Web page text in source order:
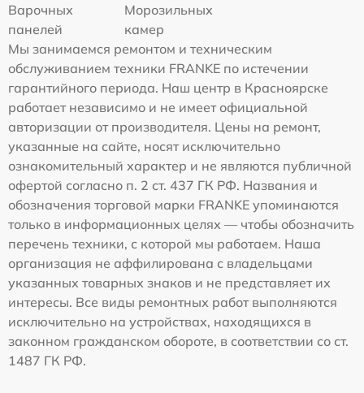
Варочных
панелей
Морозильных
камер
Мы занимаемся ремонтом и техническим
обслуживанием техники FRANKE по истечении
гарантийного периода. Наш центр в Красноярске
работает независимо и не имеет официальной
авторизации от производителя. Цены на ремонт,
указанные на сайте, носят исключительно
ознакомительный характер и не являются публичной
офертой согласно п. 2 ст. 437 ГК РФ. Названия и
обозначения торговой марки FRANKE упоминаются
только в информационных целях — чтобы обозначить
перечень техники, с которой мы работаем. Наша
организация не аффилирована с владельцами
указанных товарных знаков и не представляет их
интересы. Все виды ремонтных работ выполняются
исключительно на устройствах, находящихся в
законном гражданском обороте, в соответствии со ст.
1487 ГК РФ.